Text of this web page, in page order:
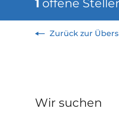
1 offene
Zurück zur
Wir suchen